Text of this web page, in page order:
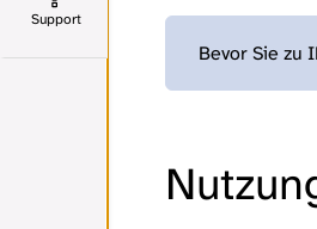
Support
Bevor Sie zu